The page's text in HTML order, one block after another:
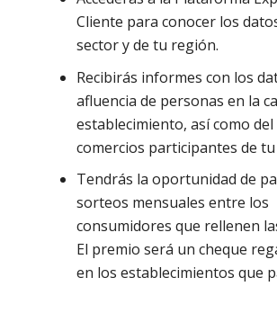
Cliente para conocer los
sector y de tu región.
Recibirás informes con los
afluencia de personas en la
establecimiento, así como
comercios participantes de tu
Tendrás la oportunidad de
sorteos mensuales entre los
consumidores que rellenen
El premio será un cheque
en los establecimientos que